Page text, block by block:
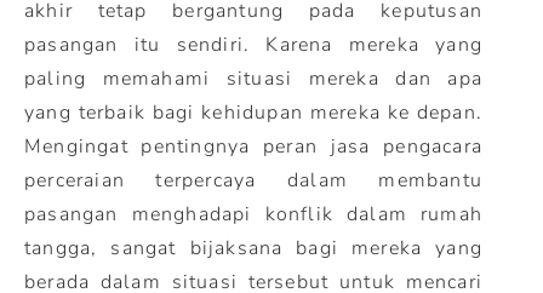
akhir tetap bergantung pada keputusan
pasangan itu sendiri. Karena mereka yang
paling memahami situasi mereka dan apa
yang terbaik bagi kehidupan mereka ke depan.
Mengingat pentingnya peran jasa pengacara
perceraian terpercaya dalam membantu
pasangan menghadapi konflik dalam rumah
tangga, sangat bijaksana bagi mereka yang
berada dalam situasi tersebut untuk mencari